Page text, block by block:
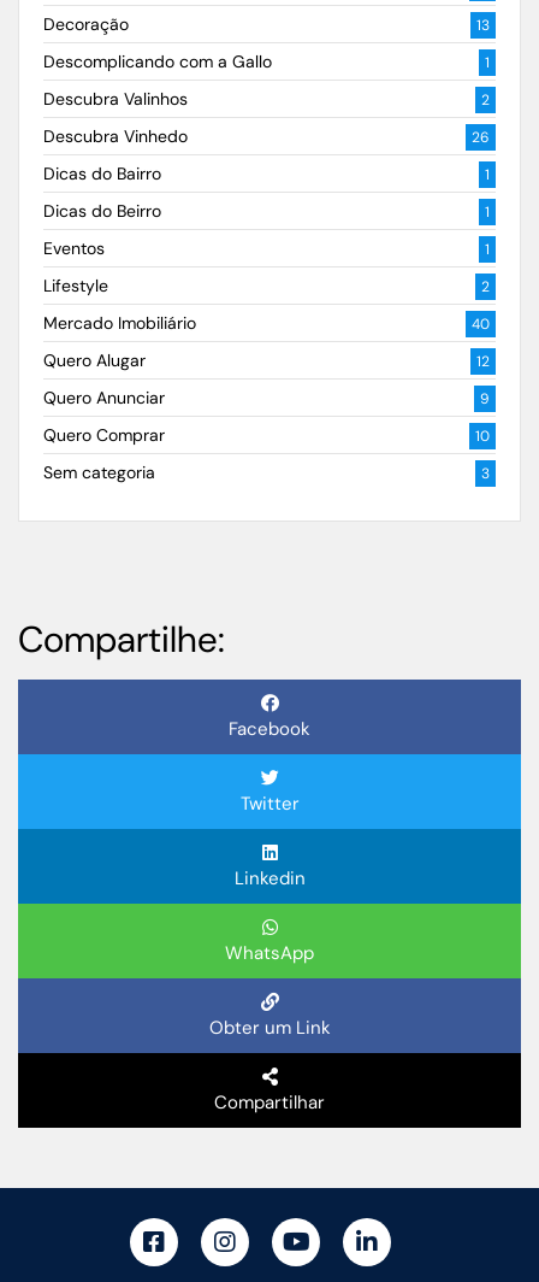
Decoração 13
Descomplicando com a Gallo 1
Descubra Valinhos 2
Descubra Vinhedo 26
Dicas do Bairro 1
Dicas do Beirro 1
Eventos 1
Lifestyle 2
Mercado Imobiliário 40
Quero Alugar 12
Quero Anunciar 9
Quero Comprar 10
Sem categoria 3
Compartilhe:
Facebook
Twitter
Linkedin
WhatsApp
Obter um Link
Compartilhar